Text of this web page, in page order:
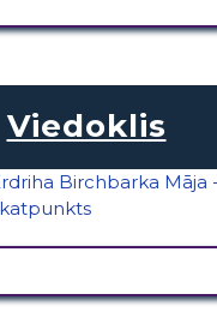
Viedoklis